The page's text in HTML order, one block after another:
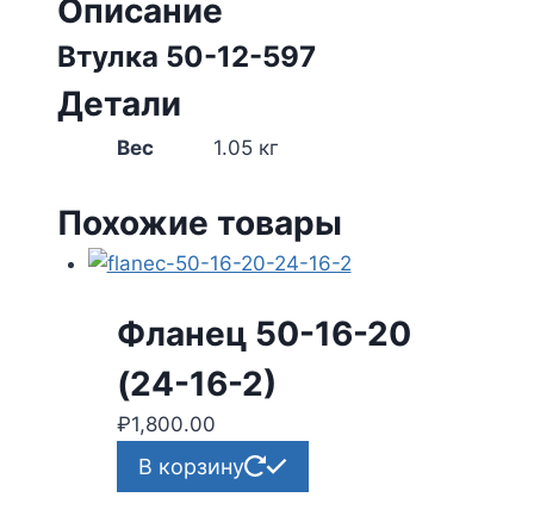
Описание
Втулка 50-12-597
Детали
Вес 1.05 кг
Похожие товары
Фланец 50-16-20
(24-16-2)
₽1,800.00
В корзину